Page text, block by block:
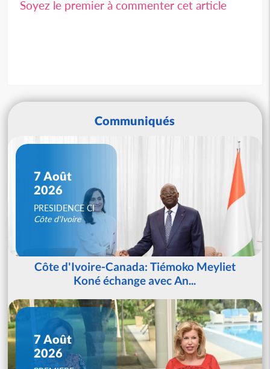
Soyez le premier à commenter cet article
Communiqués
7 Août
2026
PRESIDENCE CI
Côte d'Ivoire
Côte d'Ivoire-Canada: Tiémoko Meyliet
Koné échange avec An...
7 Août
2026